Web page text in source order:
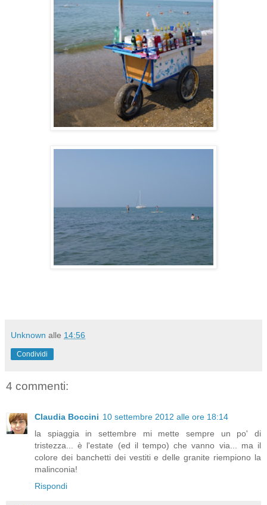
Unknown alle 14:56
Condividi
4 commenti:
Claudia Boccini 10 settembre 2012 alle ore 18:14
la spiaggia in settembre mi mette sempre un po' di
tristezza... è l'estate (ed il tempo) che vanno via... ma il
colore dei banchetti dei vestiti e delle granite riempiono la
malinconia!
Rispondi